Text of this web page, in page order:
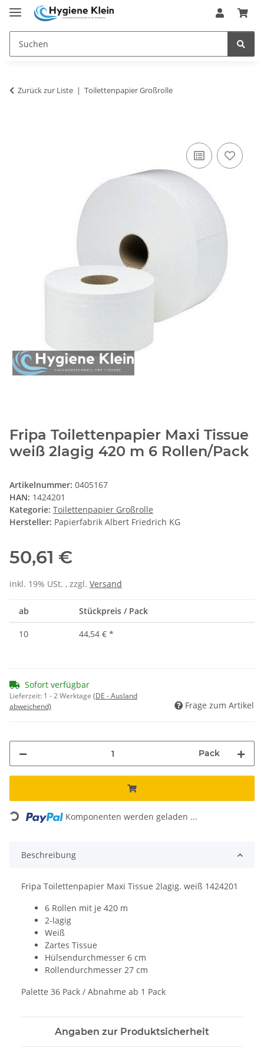
Zurück zur Liste Toilettenpapier Großrolle
Fripa Toilettenpapier Maxi Tissue
weiß 2lagig 420 m 6 Rollen/Pack
Artikelnummer: 0405167
HAN: 1424201
Kategorie: Toilettenpapier Großrolle
Hersteller: Papierfabrik Albert Friedrich KG
50,61 €
inkl. 19% USt. , zzgl. Versand
ab Stückpreis / Pack
10 44,54 € *
Sofort verfügbar
Lieferzeit: 1 - 2 Werktage (DE - Ausland
abweichend)
Frage zum Artikel
Pack
Loading... Komponenten werden geladen ...
Beschreibung
Fripa Toilettenpapier Maxi Tissue 2lagig. weiß 1424201
6 Rollen mit je 420 m
2-lagig
Weiß
Zartes Tissue
Hülsendurchmesser 6 cm
Rollendurchmesser 27 cm
Palette 36 Pack / Abnahme ab 1 Pack
Angaben zur Produktsicherheit